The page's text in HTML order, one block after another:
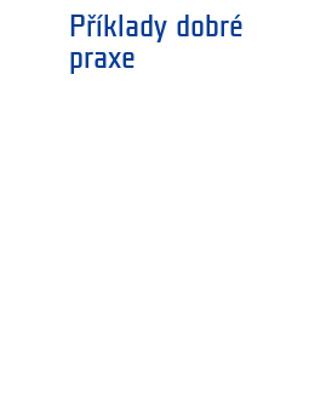
Příklady dobré
praxe